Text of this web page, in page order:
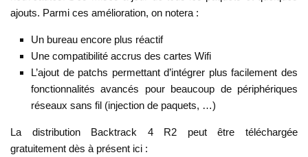
ajouts. Parmi ces amélioration, on notera :
Un bureau encore plus réactif
Une compatibilité accrus des cartes Wifi
L’ajout de patchs permettant d’intégrer plus facilement des
fonctionnalités avancés pour beaucoup de périphériques
réseaux sans fil (injection de paquets, …)
La distribution Backtrack 4 R2 peut être téléchargée
gratuitement dès à présent ici :